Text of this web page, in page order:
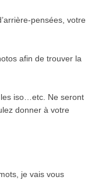
pensées, votre
afin de trouver la
les iso…etc. Ne seront
donner à votre
je vais vous